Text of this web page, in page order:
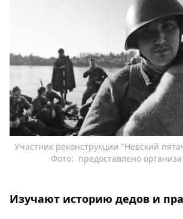
Участник реконструкции "Невский
предоставлено
Фото:
Изучают историю дедов и